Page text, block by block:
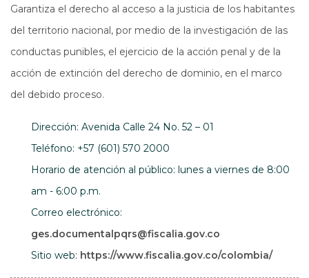
Garantiza el derecho al acceso a la justicia de los habitantes
del territorio nacional, por medio de la investigación de las
conductas punibles, el ejercicio de la acción penal y de la
acción de extinción del derecho de dominio, en el marco
del debido proceso.
Dirección: Avenida Calle 24 No. 52 – 01
Teléfono: +57 (601) 570 2000
Horario de atención al público: lunes a viernes de 8:00
am - 6:00 p.m.
Correo electrónico:
ges.documentalpqrs@fiscalia.gov.co
Sitio web: https://www.fiscalia.gov.co/colombia/Abre